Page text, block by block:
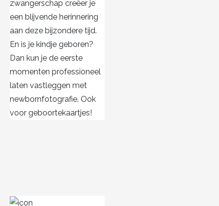
zwangerschap creëer je
een blijvende herinnering
aan deze bijzondere tijd.
En is je kindje geboren?
Dan kun je de eerste
momenten professioneel
laten vastleggen met
newbornfotografie. Ook
voor geboortekaartjes!